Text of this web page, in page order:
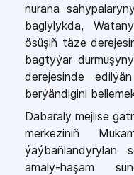
nurana
baglylykda,
ösüşiň täze
bagtyýar
derejesinde
berýändigini
Dabaraly mejlise
merkeziniň
ýaýbaňlandyrylan
amaly-haşam